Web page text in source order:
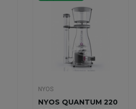
NYOS
NYOS QUANTUM 220